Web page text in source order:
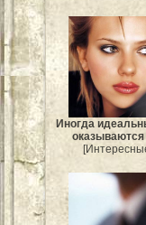
Иногда
оказываются